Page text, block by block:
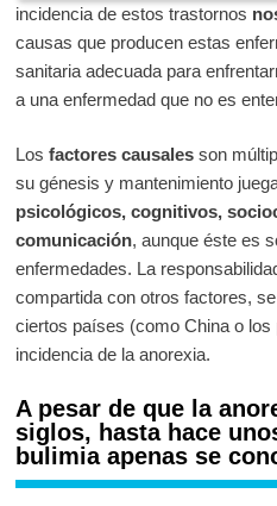
incidencia de estos trastornos
causas que producen estas
sanitaria adecuada para
a una enfermedad que no es
Los factores causalesson
su génesis y mantenimiento
psicológicos, cognitivos,
comunicación, aunque éste es
enfermedades. La
compartida con otros factores,
ciertos países (como China o
incidencia de la anorexia.
A pesar de que la
siglos, hasta hace
bulimia apenas se